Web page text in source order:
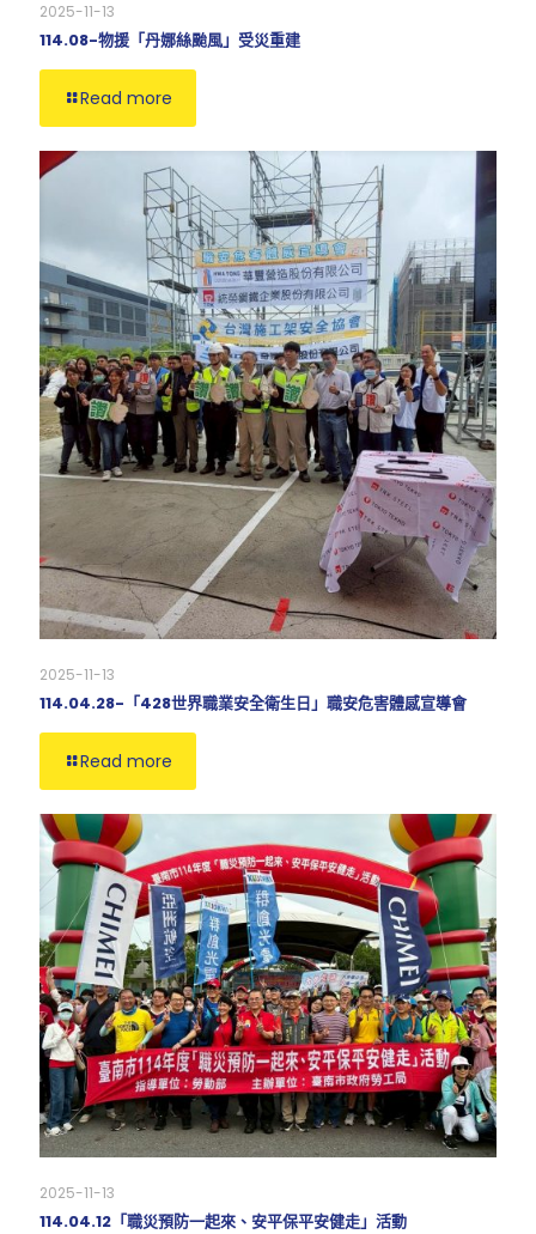
2025-11-13
114.08-物援「丹娜絲颱風」受災重建
Read more
2025-11-13
114.04.28-「428世界職業安全衛生日」職安危害體感宣導會
Read more
2025-11-13
114.04.12「職災預防一起來、安平保平安健走」活動